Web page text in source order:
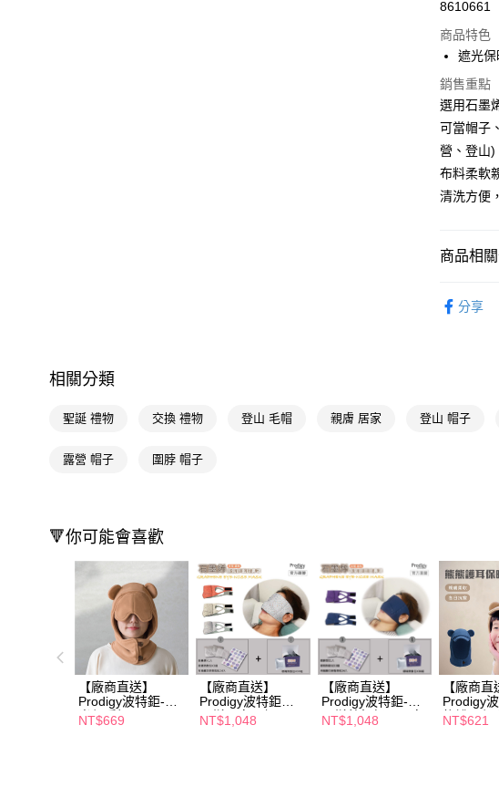
LINE Pay
Apple Pay
悠遊付
【關於「
１．簡單
２．訂單
【注意事項
１．透過
交易，需
求債權轉
２．關於
https://
３．未成
「AFTEE
任。
運送方式
8610661
商品特色
遮光
銷售重點
選用石墨
可當帽子
營、登山)
布料柔軟
清洗方便
商品相
分享
相關分類
聖誕 禮物 交換 禮物 登山 毛帽 親膚 居家 登山 帽子
露營 帽子 圍脖 帽子
🔻你可能會喜歡
【廠商直送】
Prodigy波特鉅-遮
光保暖帽
NT$669
【廠商直送】
Prodigy波特鉅石
墨烯眼鼻罩組+30
組熱敷包套組-多款
NT$1,048
【廠商直送】
Prodigy波特鉅-石
墨烯蒸氣舒眠眼鼻
罩+30組熱敷包套
NT$1,048
【廠商直
Prodigy
熊護耳保
款)-多色
NT$621